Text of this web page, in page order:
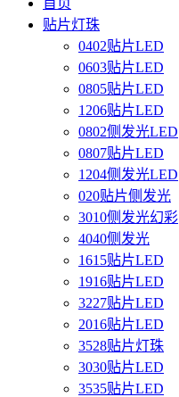
首页
贴片灯珠
0402贴片LED
0603贴片LED
0805贴片LED
1206贴片LED
0802侧发光LED
0807贴片LED
1204侧发光LED
020贴片侧发光
3010侧发光幻彩
4040侧发光
1615贴片LED
1916贴片LED
3227贴片LED
2016贴片LED
3528贴片灯珠
3030贴片LED
3535贴片LED